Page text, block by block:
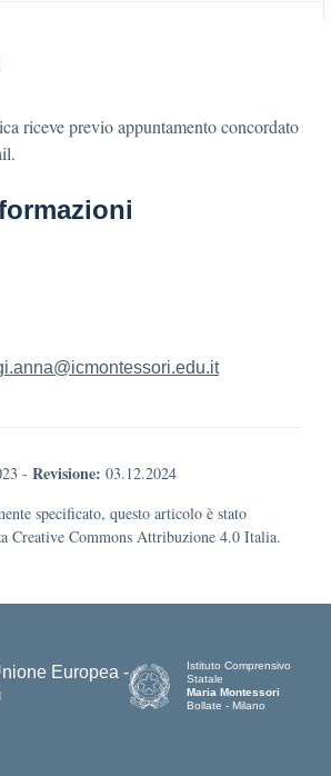
riceve previo appuntamento concordato
- Revisione: 03.12.2024
specificato, questo articolo è stato
Creative Commons Attribuzione 4.0 Italia.
Istituto Comprensivo
Statale
Maria Montessori
Bollate - Milano